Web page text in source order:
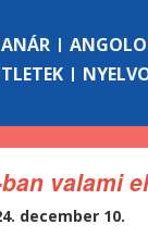
valami
december 10.